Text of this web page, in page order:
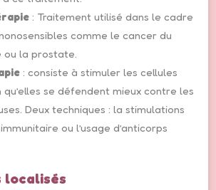
: Traitement utilisé dans le cadre
comme le cancer du
ou la prostate.
: consiste à stimuler les cellules
se défendent mieux contre les
Deux techniques : la stimulations
ou l’usage d’anticorps
localisés